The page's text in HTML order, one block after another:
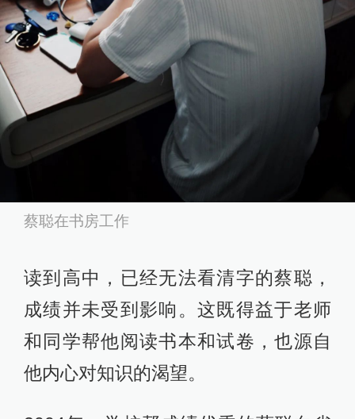
蔡聪在书房工作
读到高中，已经无法看清字的蔡聪，
成绩并未受到影响。这既得益于老师
和同学帮他阅读书本和试卷，也源自
他内心对知识的渴望。